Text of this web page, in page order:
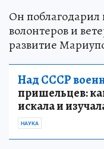
Он поблагодарил
волонтеров и
развитие
Над СССР
пришельцев:
искала и
НАУКА